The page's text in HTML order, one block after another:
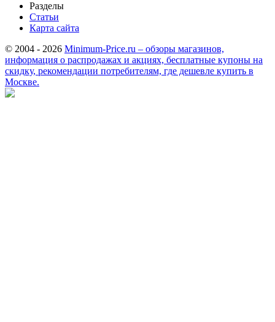
Разделы
Статьи
Карта сайта
© 2004 - 2026 Minimum-Price.ru – обзоры магазинов,
информация о распродажах и акциях, бесплатные купоны на
скидку, рекомендации потребителям, где дешевле купить в
Москве.